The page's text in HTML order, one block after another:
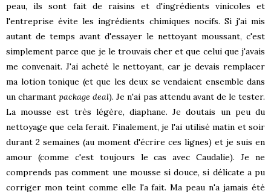
peau, ils sont fait de raisins et d'ingrédients vinicoles et
l'entreprise évite les ingrédients chimiques nocifs. Si j'ai mis
autant de temps avant d'essayer le nettoyant moussant, c'est
simplement parce que je le trouvais cher et que celui que j'avais
me convenait. J'ai acheté le nettoyant, car je devais remplacer
ma lotion tonique (et que les deux se vendaient ensemble dans
un charmantpackage deal). Je n'ai pas attendu avant de le tester.
La mousse est très légère, diaphane. Je doutais un peu du
nettoyage que cela ferait. Finalement, je l'ai utilisé matin et soir
durant 2 semaines (au moment d'écrire ces lignes) et je suis en
amour (comme c'est toujours le cas avec Caudalie). Je ne
comprends pas comment une mousse si douce, si délicate a pu
corriger mon teint comme elle l'a fait. Ma peau n'a jamais été